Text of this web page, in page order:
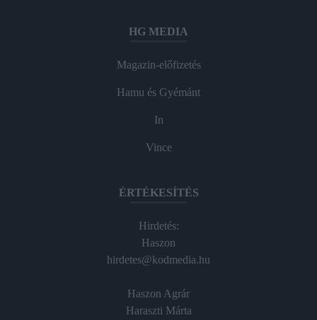
HG MEDIA
Magazin-előfizetés
Hamu és Gyémánt
In
Vince
ÉRTÉKESÍTÉS
Hirdetés:
Haszon
hirdetes@kodmedia.hu
Haszon Agrár
Haraszti Márta